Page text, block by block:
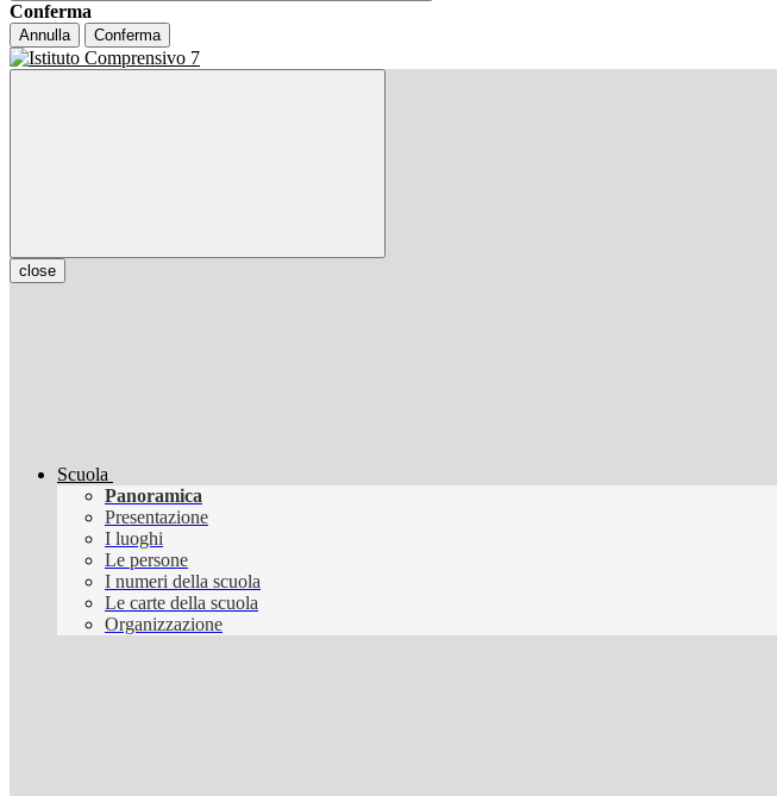
Conferma
Annulla Conferma
close
Scuola
Panoramica
Presentazione
I luoghi
Le persone
I numeri della scuola
Le carte della scuola
Organizzazione